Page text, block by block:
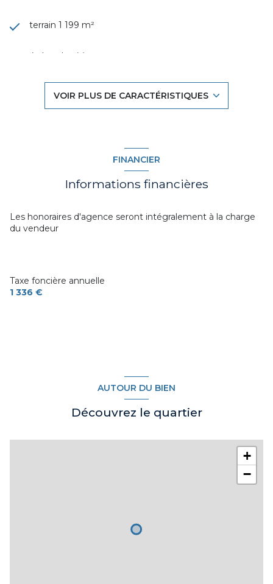
terrain 1 199 m²
4 chambre(s)
cuisine américaine (équipée)
Chauffage individuel : au sol (pompe à chaleur)
Chauffage autre : poêle (bois)
VOIR PLUS DE CARACTÉRISTIQUES
FINANCIER
Informations financières
Les honoraires d'agence seront intégralement à la charge
du vendeur
Taxe foncière annuelle
1 336 €
AUTOUR DU BIEN
Découvrez le quartier
+
−